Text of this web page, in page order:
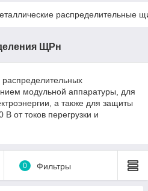
распределительные
ЩРн
модульной аппаратуры, для
а также для защиты
от токов перегрузки и
0 Фильтры